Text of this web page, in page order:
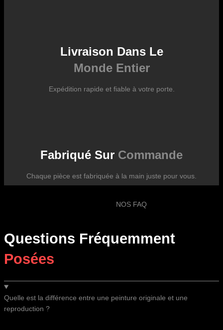
Livraison Dans Le
Monde Entier
Expédition rapide et fiable à votre porte.
Fabriqué Sur Commande
Chaque pièce est fabriquée à la main juste pour vous.
NOS FAQ
Questions Fréquemment
Posées
Quelle est la différence entre une peinture originale et une
reproduction ?